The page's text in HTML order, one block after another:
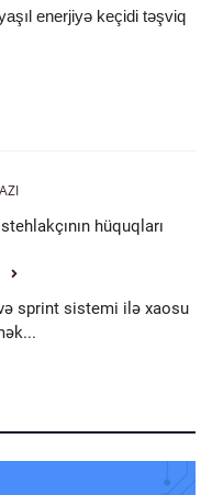
enerjiyə keçidi təşviq
hüquqları
sprint sistemi ilə xaosu